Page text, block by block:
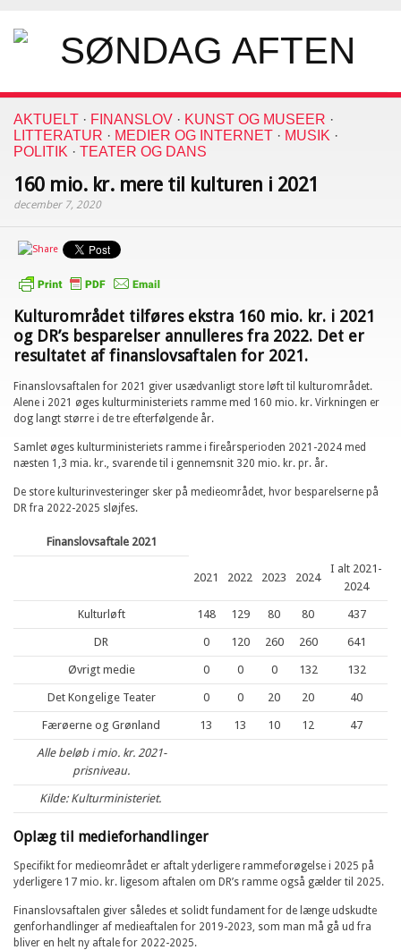
AKTUELT · FINANSLOV · KUNST OG MUSEER ·
LITTERATUR · MEDIER OG INTERNET · MUSIK ·
POLITIK · TEATER OG DANS
160 mio. kr. mere til kulturen i 2021
december 7, 2020
Kulturområdet tilføres ekstra 160 mio. kr. i 2021
og DR’s besparelser annulleres fra 2022. Det er
resultatet af finanslovsaftalen for 2021.
Finanslovsaftalen for 2021 giver usædvanligt store løft til kulturområdet.
Alene i 2021 øges kulturministeriets ramme med 160 mio. kr. Virkningen er
dog langt større i de tre efterfølgende år.
Samlet øges kulturministeriets ramme i fireårsperioden 2021-2024 med
næsten 1,3 mia. kr., svarende til i gennemsnit 320 mio. kr. pr. år.
De store kulturinvesteringer sker på medieområdet, hvor besparelserne på
DR fra 2022-2025 sløjfes.
Finanslovsaftale 2021
2021 2022 2023 2024
I alt 2021-
2024
Kulturløft 148 129 80 80 437
DR 0 120 260 260 641
Øvrigt medie 0 0 0 132 132
Det Kongelige Teater 0 0 20 20 40
Færøerne og Grønland 13 13 10 12 47
Alle beløb i mio. kr. 2021-
prisniveau.
Kilde: Kulturministeriet.
Oplæg til medieforhandlinger
Specifikt for medieområdet er aftalt yderligere rammeforøgelse i 2025 på
yderligere 17 mio. kr. ligesom aftalen om DR’s ramme også gælder til 2025.
Finanslovsaftalen giver således et solidt fundament for de længe udskudte
genforhandlinger af medieaftalen for 2019-2023, som man må gå ud fra
bliver en helt ny aftale for 2022-2025.